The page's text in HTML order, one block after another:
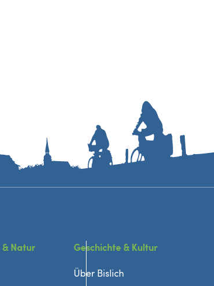
& Natur Geschichte & Kultur
Über Bislich